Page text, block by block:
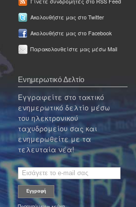
Ακολουθήστε μας στο Twitter
Ακολουθήστε μας στο Facebook
Παρακολουθείστε μας μέσω Mail
Ενημερωτικό Δελτίο
Εγγραφείτε στο τακτικό
ενημερωτικό δελτίο μέσω
του ηλεκτρονικού
ταχυδρομείου σας και
ενημερωθείτε με τα
τελευταία νέα!